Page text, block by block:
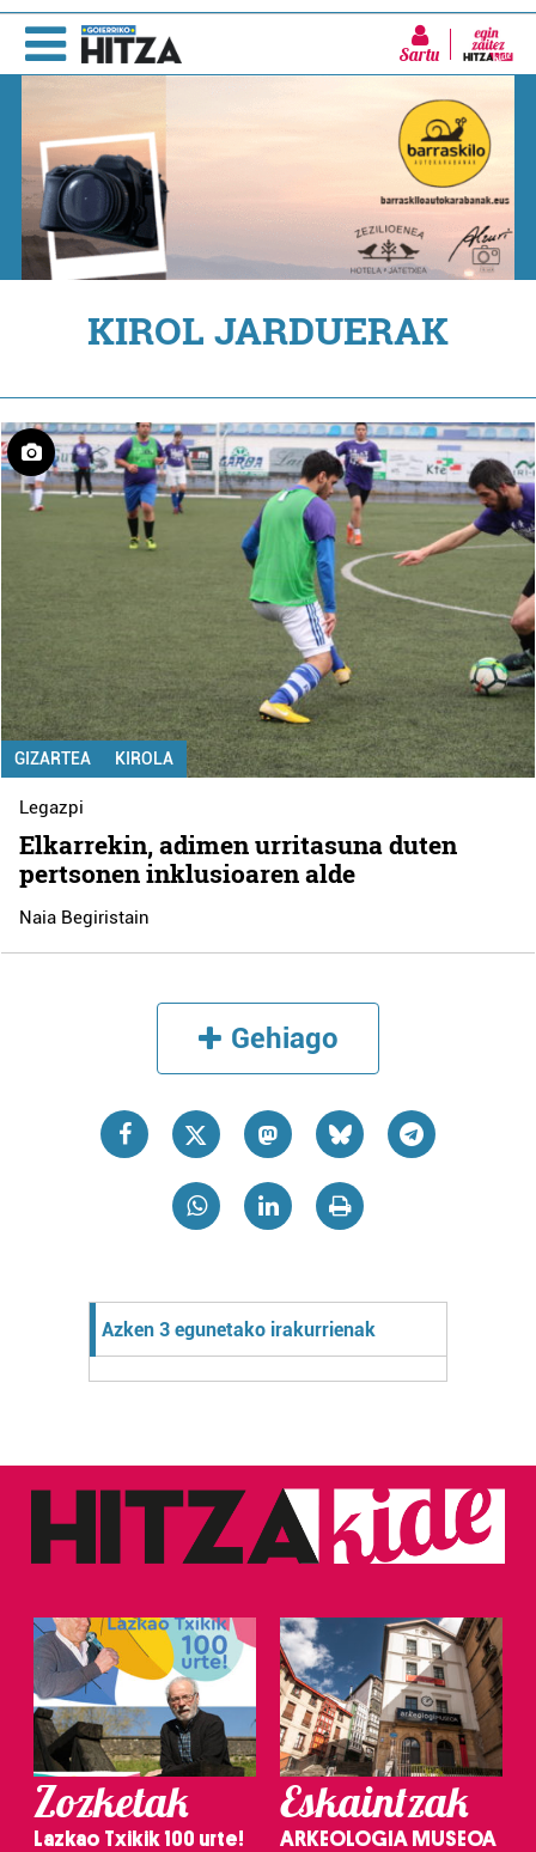
Sartu
KIROL JARDUERAK
GIZARTEA KIROLA
Legazpi
Elkarrekin, adimen urritasuna duten
pertsonen inklusioaren alde
Naia Begiristain
Gehiago
Azken 3 egunetako irakurrienak
Zozketak
Lazkao Txikik 100 urte!
Eskaintzak
ARKEOLOGIA MUSEOA